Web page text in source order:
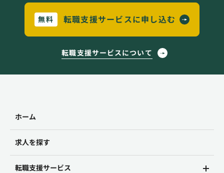
無料 転職支援サービスに申し込む
転職支援サービスについて
ホーム
求人を探す
転職支援サービス